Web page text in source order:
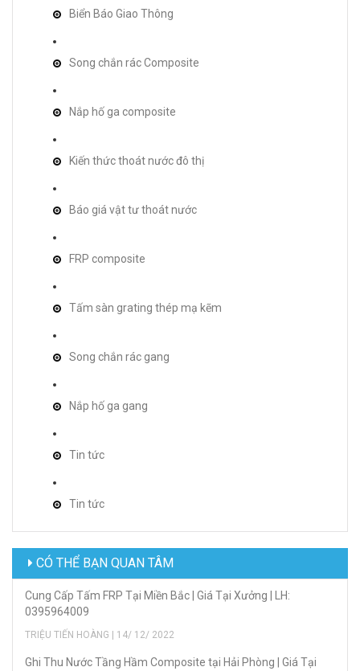
Biển Báo Giao Thông
Song chắn rác Composite
Nắp hố ga composite
Kiến thức thoát nước đô thị
Báo giá vật tư thoát nước
FRP composite
Tấm sàn grating thép mạ kẽm
Song chắn rác gang
Nắp hố ga gang
Tin tức
Tin tức
CÓ THỂ BẠN QUAN TÂM
Cung Cấp Tấm FRP Tại Miền Bắc | Giá Tại Xưởng | LH:
0395964009
TRIỆU TIẾN HOÀNG | 14/ 12/ 2022
Ghi Thu Nước Tầng Hầm Composite tại Hải Phòng | Giá Tại